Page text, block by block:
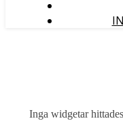
Inga widgetar